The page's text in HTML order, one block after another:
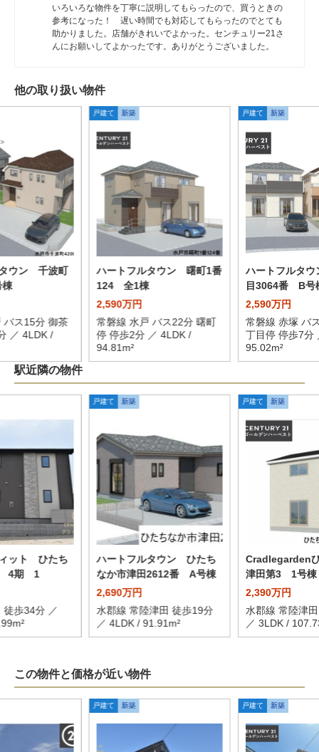
いろいろな物件を丁寧に説明してもらったので、買うときの
参考になった！ 遅い時間でも対応してもらったのでとても
助かりました。店舗がきれいでよかった。センチュリー21さ
んにお願いしてよかったです。ありがとうございました。
他の取り扱い物件
ウン 千波町
バス15分 御茶
／ 4LDK /
戸建て 新築
ハートフルタウン 曙町1番
124 全1棟
2,590万円
常磐線 水戸 バス22分 曙町
停 停歩2分 ／ 4LDK /
94.81m²
戸建て 新築
ハートフルタ
目3064番 B号
2,590万円
常磐線 赤塚 バ
丁目停 停歩7分
95.02m²
駅近隣の物件
ット ひたち
4期 1
徒歩34分 ／
戸建て 新築
ハートフルタウン ひたち
なか市津田2612番 A号棟
2,690万円
水郡線 常陸津田 徒歩19分
／ 4LDK / 91.91m²
戸建て 新築
Cradlegarden
津田第3 1号棟
2,390万円
水郡線 常陸津
／ 3LDK /
この物件と価格が近い物件
戸建て 新築 戸建て 新築